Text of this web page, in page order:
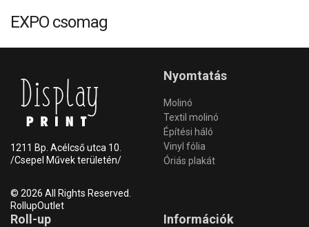
EXPO csomag
1211 Bp. Acélcső utca 10.
/Csepel Művek területén/
© 2026 All Rights Reserved.
RollupOutlet
Nyomtatás
Molinó
Textil molinó
Építési háló
Vinyl fólia
Óriás plakát
Roll-up Információk